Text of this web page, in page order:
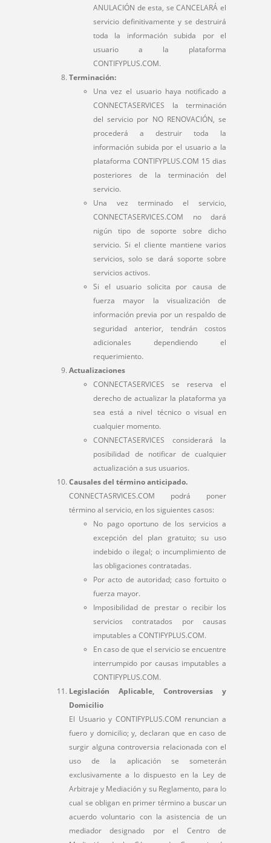
ANULACIÓN de esta, se CANCELARÁ el
servicio definitivamente y se destruirá
toda la información subida por el
usuario a la plataforma
CONTIFYPLUS.COM.
Terminación:
Una vez el usuario haya notificado a
CONNECTASERVICES la terminación
del servicio por NO RENOVACIÓN, se
procederá a destruir toda la
información subida por el usuario a la
plataforma CONTIFYPLUS.COM 15 dias
posteriores de la terminación del
servicio.
Una vez terminado el servicio,
CONNECTASERVICES.COM no dará
nigún tipo de soporte sobre dicho
servicio. Si el cliente mantiene varios
servicios, solo se dará soporte sobre
servicios activos.
Si el usuario solicita por causa de
fuerza mayor la visualización de
información previa por un respaldo de
seguridad anterior, tendrán costos
adicionales dependiendo el
requerimiento.
Actualizaciones
CONNECTASERVICES se reserva el
derecho de actualizar la plataforma ya
sea está a nivel técnico o visual en
cualquier momento.
CONNECTASERVICES considerará la
posibilidad de notificar de cualquier
actualización a sus usuarios.
Causales del término anticipado.
CONNECTASRVICES.COM podrá poner
término al servicio, en los siguientes casos:
No pago oportuno de los servicios a
excepción del plan gratuito; su uso
indebido o ilegal; o incumplimiento de
las obligaciones contratadas.
Por acto de autoridad; caso fortuito o
fuerza mayor.
Imposibilidad de prestar o recibir los
servicios contratados por causas
imputables a CONTIFYPLUS.COM.
En caso de que el servicio se encuentre
interrumpido por causas imputables a
CONTIFYPLUS.COM.
Legislación Aplicable, Controversias y
Domicilio
El Usuario y CONTIFYPLUS.COM renuncian a
fuero y domicilio; y, declaran que en caso de
surgir alguna controversia relacionada con el
uso de la aplicación se someterán
exclusivamente a lo dispuesto en la Ley de
Arbitraje y Mediación y su Reglamento, para lo
cual se obligan en primer término a buscar un
acuerdo voluntario con la asistencia de un
mediador designado por el Centro de